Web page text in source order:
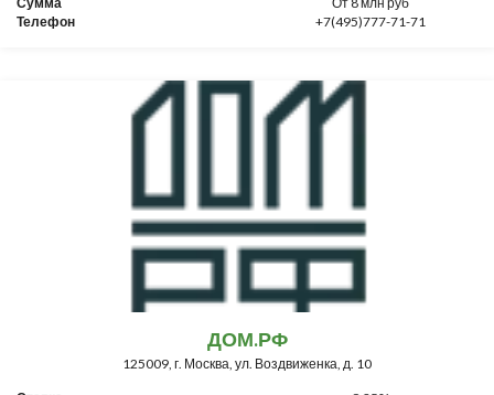
Телефон
+7(495)777-71-71
ДОМ.РФ
125009, г. Москва, ул. Воздвиженка, д. 10